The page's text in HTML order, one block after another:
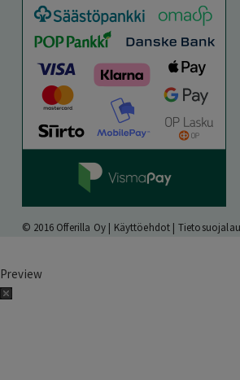
© 2016 Offerilla Oy | Käyttöehdot |
Preview